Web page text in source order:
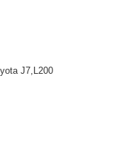
J7,L200